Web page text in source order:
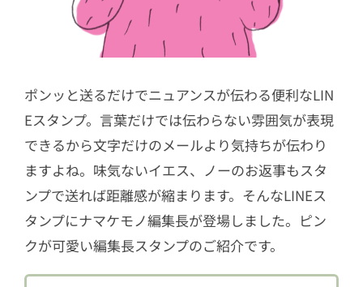
ポンッと送るだけでニュアンスが伝わる便利なLIN
Eスタンプ。言葉だけでは伝わらない雰囲気が表現
できるから文字だけのメールより気持ちが伝わり
ますよね。味気ないイエス、ノーのお返事もスタ
ンプで送れば距離感が縮まります。そんなLINEス
タンプにナマケモノ編集長が登場しました。ピン
クが可愛い編集長スタンプのご紹介です。